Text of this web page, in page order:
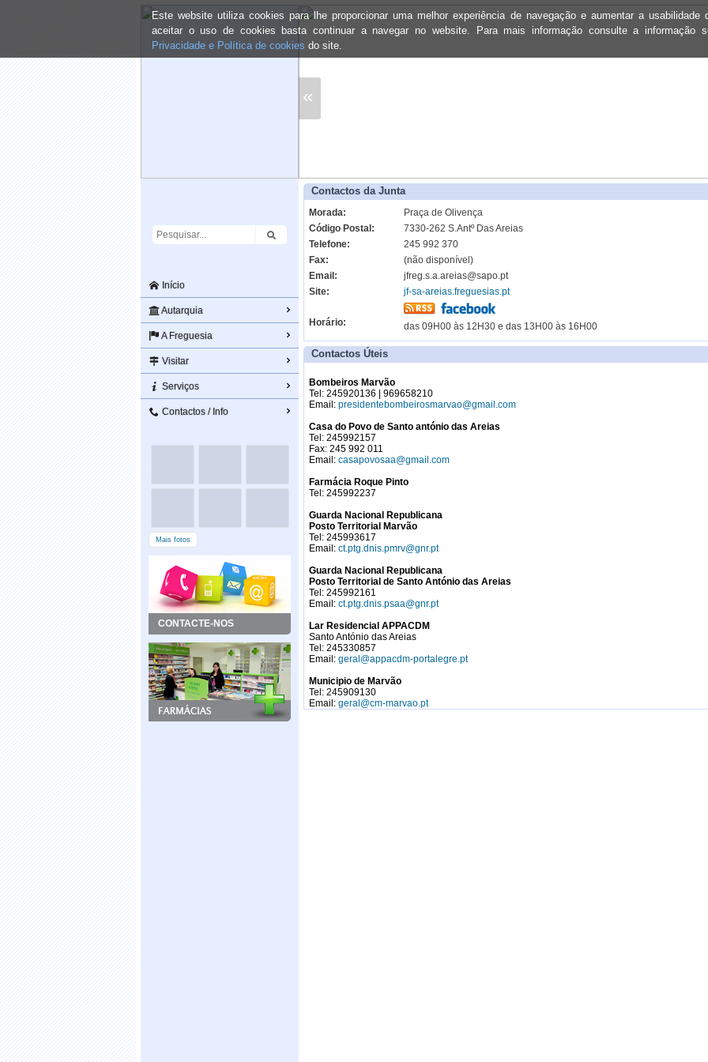
Este website utiliza cookies para lhe proporcionar uma melhor experiência de navegação e aumentar a usabilidade
aceitar o uso de cookies basta continuar a navegar no website. Para mais informação consulte a informação
Privacidade e Política de cookies do site.
«
Início
Autarquia
A Freguesia
Visitar
Serviços
Contactos / Info
Mais fotos
CONTACTE-NOS
Contactos da Junta
Morada:
Praça de Olivença
Código Postal:
7330-262 S.Antº Das Areias
Telefone:
245 992 370
Fax:
(não disponível)
Email:
jfreg.s.a.areias@sapo.pt
Site:
jf-sa-areias.freguesias.pt
Horário: das 09H00 às 12H30 e das 13H00 às 16H00
Contactos Úteis
Bombeiros Marvão
Tel: 245920136 | 969658210
Email: presidentebombeirosmarvao@gmail.com
Casa do Povo de Santo antónio das Areias
Tel: 245992157
Fax: 245 992 011
Email: casapovosaa@gmail.com
Farmácia Roque Pinto
Tel: 245992237
Guarda Nacional Republicana
Posto Territorial Marvão
Tel: 245993617
Email: ct.ptg.dnis.pmrv@gnr.pt
Guarda Nacional Republicana
Posto Territorial de Santo António das Areias
Tel: 245992161
Email: ct.ptg.dnis.psaa@gnr.pt
Lar Residencial APPACDM
Santo António das Areias
Tel: 245330857
Email: geral@appacdm-portalegre.pt
Municipio de Marvão
Tel: 245909130
Email: geral@cm-marvao.pt